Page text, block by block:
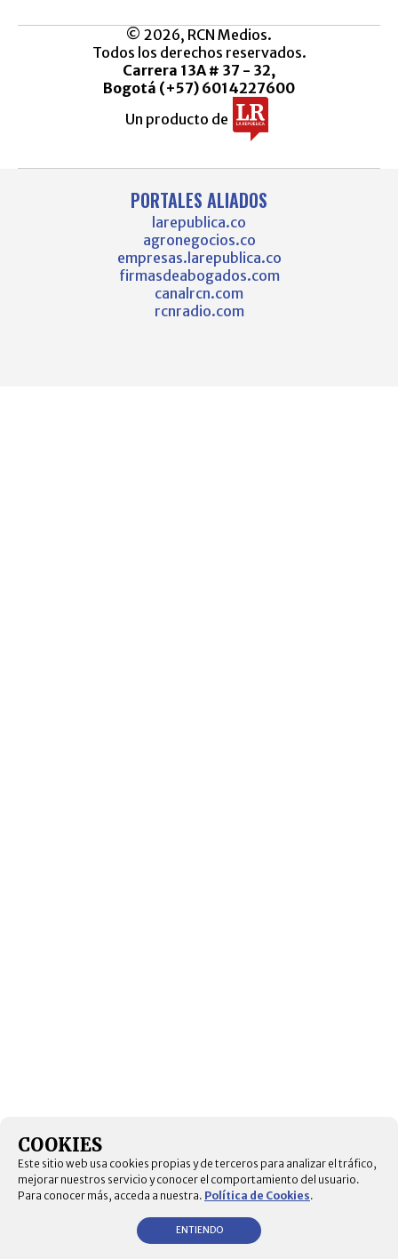
© 2026, RCN Medios.
Todos los derechos reservados.
Carrera 13A # 37 - 32,
Bogotá (+57) 6014227600
Un producto de
PORTALES ALIADOS
larepublica.co
agronegocios.co
empresas.larepublica.co
firmasdeabogados.com
canalrcn.com
rcnradio.com
COOKIES
Este sitio web usa cookies propias y de terceros para analizar el tráfico,
mejorar nuestros servicio y conocer el comportamiento del usuario.
Para conocer más, acceda a nuestra. Política de Cookies.
ENTIENDO